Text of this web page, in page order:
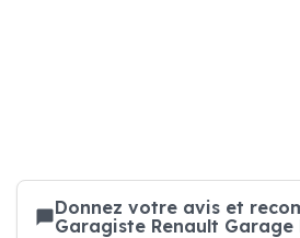
Donnez votre avis et
Garagiste Renault Garage